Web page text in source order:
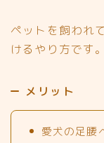
ペットを飼われ
けるやり方です。
メリット
愛犬の足腰